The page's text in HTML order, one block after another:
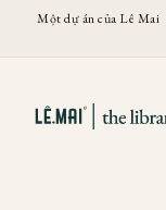
Một dự án của Lê Mai